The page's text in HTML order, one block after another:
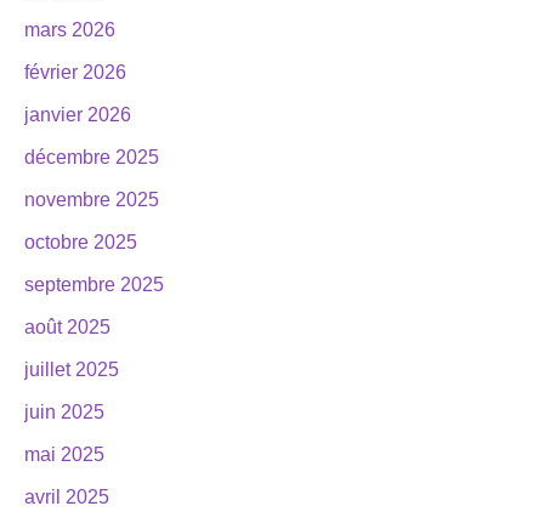
mars 2026
février 2026
janvier 2026
décembre 2025
novembre 2025
octobre 2025
septembre 2025
août 2025
juillet 2025
juin 2025
mai 2025
avril 2025